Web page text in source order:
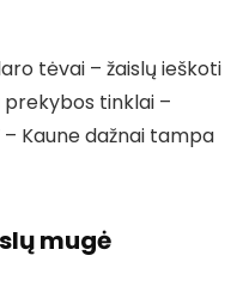
tėvai – žaislų ieškoti
prekybos tinklai –
– Kaune dažnai tampa
mugė